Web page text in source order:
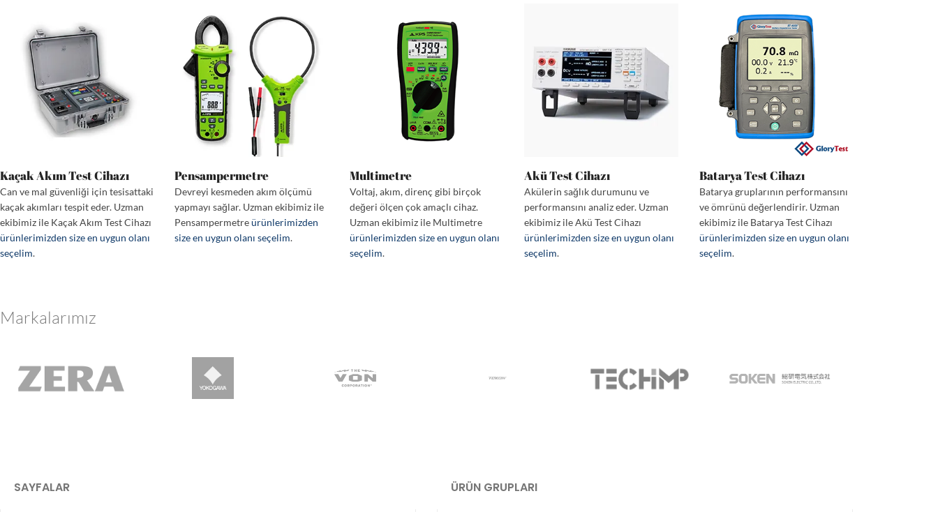
Kaçak Akım Test Cihazı
Can ve mal güvenliği için tesisattaki
kaçak akımları tespit eder. Uzman
ekibimiz ile Kaçak Akım Test Cihazı
ürünlerimizden size en uygun olanı
seçelim.
Pensampermetre
Devreyi kesmeden akım ölçümü
yapmayı sağlar. Uzman ekibimiz ile
Pensampermetreürünlerimizden
size en uygun olanı seçelim.
Multimetre
Voltaj, akım, direnç gibi birçok
değeri ölçen çok amaçlı cihaz.
Uzman ekibimiz ile Multimetre
ürünlerimizden size en uygun olanı
seçelim.
Akü Test Cihazı
Akülerin sağlık durumunu ve
performansını analiz eder. Uzman
ekibimiz ile Akü Test Cihazı
ürünlerimizden size en uygun olanı
seçelim.
Batarya Test Cihazı
Batarya gruplarının performansını
ve ömrünü değerlendirir. Uzman
ekibimiz ile Batarya Test Cihazı
ürünlerimizden size en uygun olanı
seçelim.
Markalarımız
SAYFALAR ÜRÜN GRUPLARI